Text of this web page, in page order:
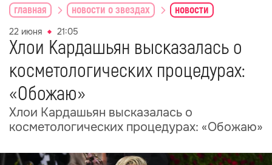
главная новости о звездах новости
22 июня 21:05
Хлои Кардашьян высказалась о
косметологических процедурах:
«Обожаю»
Хлои Кардашьян высказалась о
косметологических процедурах: «Обожаю»